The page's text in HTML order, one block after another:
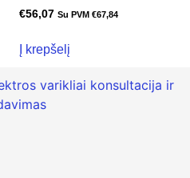
€56,07 Su PVM €67,84
Į krepšelį